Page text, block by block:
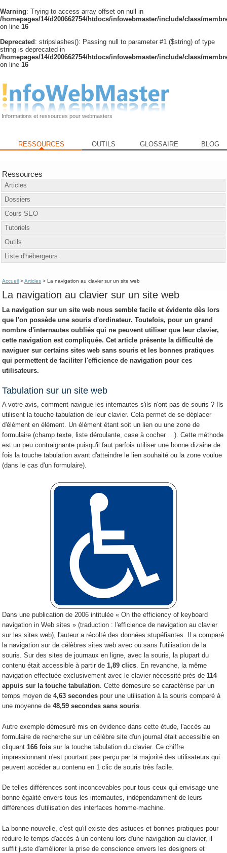
Warning: Trying to access array offset on null in
/homepages/14/d200662754/htdocs/infowebmaster/include/class/
on line 16
Deprecated : stripslashes(): Passing null to parameter #1 ($string) of type
string is deprecated in
/homepages/14/d200662754/htdocs/infowebmaster/include/class/
on line 16
Informations et ressources pour webmasters
RESSOURCES OUTILS GLOSSAIRE BLOG
Ressources
Articles
Dossiers
Cours SEO
Tutoriels
Outils
Liste d'hébergeurs
Accueil >Articles > La navigation au clavier sur un site web
La navigation au clavier sur un site web
La navigation sur un site web nous semble facile et évidente dès lors
que l'on possède une souris d'ordinateur. Toutefois, pour un grand
nombre d'internautes oubliés qui ne peuvent utiliser que leur clavier,
cette navigation est compliquée. Cet article présente la difficulté de
naviguer sur certains sites web sans souris et les bonnes pratiques
qui permettent de faciliter l'efficience de navigation pour ces
utilisateurs.
Tabulation sur un site web
A votre avis, comment navigue les internautes s'ils n'ont pas de souris ? Ils
utilisent la touche tabulation de leur clavier. Cela permet de se déplacer
d'élément en élément. Un élément étant soit un lien ou une zone de
formulaire (champ texte, liste déroulante, case à cocher …). Cette méthode
est un peu contraignante puisqu'il faut parfois utiliser une bonne dizaine de
fois la touche tabulation avant d'atteindre le lien souhaité ou la zone voulue
(dans le cas d'un formulaire).
Dans une publication de 2006 intitulée « On the efficiency of keyboard
navigation in Web sites » (traduction : l'efficience de navigation au clavier
sur les sites web), l'auteur a récolté des données stupéfiantes. Il a comparé
la navigation sur de célèbres sites web avec ou sans l'utilisation de la
souris. Sur des sites de journaux en ligne, avec la souris, la plupart du
contenu était accessible à partir de 1,89 clics . En revanche, la même
navigation effectuée exclusivement avec le clavier nécessité près de 114
appuis sur la touche tabulation . Cette démesure se caractérise par un
temps moyen de4,63 secondes pour une utilisation à la souris comparé à
une moyenne de48,59 secondes sans souris
Autre exemple démesuré mis en évidence dans cette étude, l'accès au
formulaire de recherche sur un célèbre site d'un journal était accessible en
cliquant 166 fois sur la touche tabulation du clavier. Ce chiffre
impressionnant n'est pourtant pas perçu par la majorité des utilisateurs qui
peuvent accéder au contenu en 1 clic de souris très facile.
De telles différences sont inconcevables pour tous ceux qui envisage une
bonne égalité envers tous les internautes, indépendamment de leurs
différences d'utilisation des interfaces homme-machine.
La bonne nouvelle, c'est qu'il existe des astuces et bonnes pratiques pour
réduire le temps d'accès à un contenu lors d'une navigation au clavier, il
suffit juste d'améliorer la prise de conscience envers les designers et